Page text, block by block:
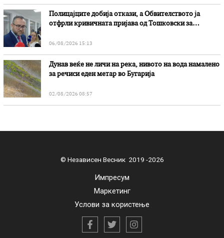
Полицајците добија откази, а Обвителството ја
отфрли кривичната пријава од Тошковски за
06/08/2026 15:13
Дунав веќе не личи на река, нивото на вода намалено
за речиси еден метар во Бугарија
02/08/2026 08:57
© Независен Весник 2019 -2026
Импресум
Маркетинг
Услови за користење